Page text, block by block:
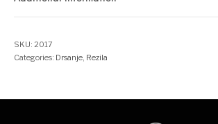
SKU:2017
Categories: Drsanje, Rezila